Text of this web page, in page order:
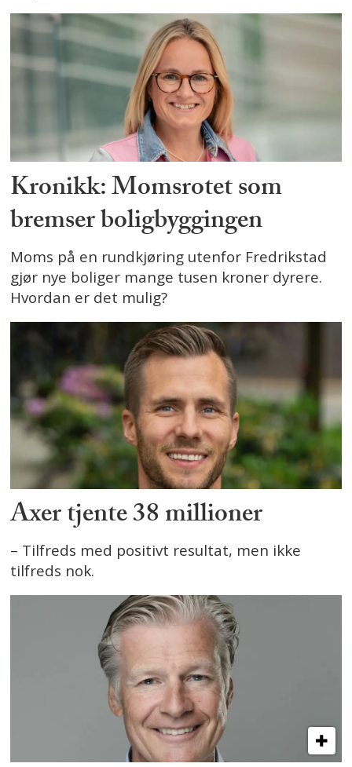
Kronikk: Momsrotet som
bremser boligbyggingen
Moms på en rundkjøring utenfor Fredrikstad
gjør nye boliger mange tusen kroner dyrere.
Hvordan er det mulig?
Axer tjente 38 millioner
– Tilfreds med positivt resultat, men ikke
tilfreds nok.